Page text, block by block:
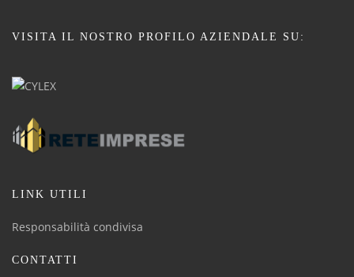
VISITA IL NOSTRO PROFILO AZIENDALE SU:
LINK UTILI
Responsabilità condivisa
CONTATTI